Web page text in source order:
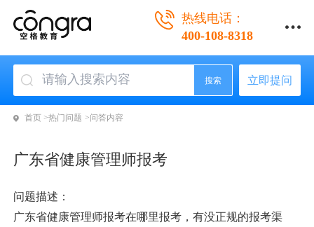
热线电话：
400-108-8318
搜索 立即提问
首页 >热门问题 >问答内容
广东省健康管理师报考
问题描述：
广东省健康管理师报考在哪里报考，有没正规的报考渠